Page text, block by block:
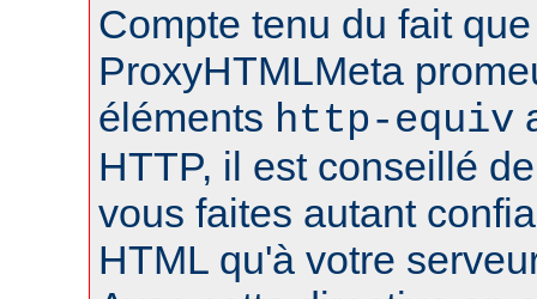
Compte tenu du fait
ProxyHTMLMeta
éléments http-equiv
HTTP, il est conseillé
vous faites autant
HTML qu'à votre